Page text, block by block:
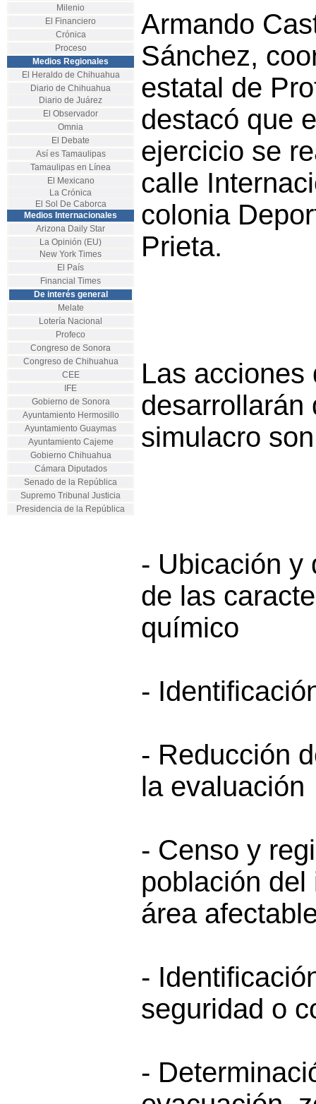
Milenio
El Financiero
Crónica
Proceso
Medios Regionales
El Heraldo de Chihuahua
Diario de Chihuahua
Diario de Juárez
El Observador
Omnia
El Debate
Así es Tamaulipas
Tamaulipas en Línea
El Mexicano
La Crónica
El Sol De Caborca
Medios Internacionales
Arizona Daily Star
La Opinión (EU)
New York Times
El País
Financial Times
De interés general
Melate
Lotería Nacional
Profeco
Congreso de Sonora
Congreso de Chihuahua
CEE
IFE
Gobierno de Sonora
Ayuntamiento Hermosillo
Ayuntamiento Guaymas
Ayuntamiento Cajeme
Gobierno Chihuahua
Cámara Diputados
Senado de la República
Supremo Tribunal Justicia
Presidencia de la República
Armando
Sánchez,
estatal de
destacó que
ejercicio se
calle
colonia
Prieta.
Las acciones
desarrollarán
simulacro
- Ubicación y
de las
químico
-
- Reducción
la evaluación
- Censo y
población del
área
-
seguridad o
-